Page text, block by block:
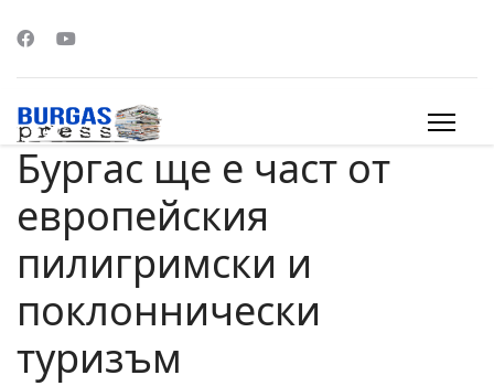
Бургас ще е част от
европейския
пилигримски и
поклоннически
туризъм